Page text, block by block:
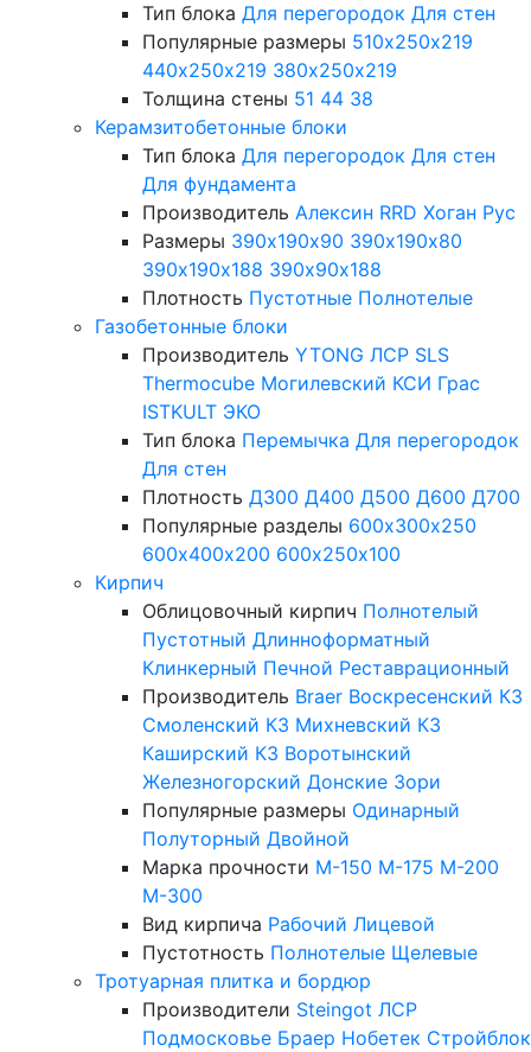
Тип блока Для перегородок Для стен
Популярные размеры 510х250х219
440х250х219 380х250х219
Толщина стены 51 44 38
Керамзитобетонные блоки
Тип блока Для перегородок Для стен
Для фундамента
Производитель Алексин RRD Хоган Рус
Размеры 390х190х90 390х190х80
390х190х188 390х90х188
Плотность Пустотные Полнотелые
Газобетонные блоки
Производитель YTONG ЛСР SLS
Thermocube Могилевский КСИ Грас
ISTKULT ЭКО
Тип блока Перемычка Для перегородок
Для стен
Плотность Д300 Д400 Д500 Д600 Д700
Популярные разделы 600х300х250
600х400х200 600х250х100
Кирпич
Облицовочный кирпич Полнотелый
Пустотный Длинноформатный
Клинкерный Печной Реставрационный
Производитель Braer Воскресенский КЗ
Смоленский КЗ Михневский КЗ
Каширский КЗ Воротынский
Железногорский Донские Зори
Популярные размеры Одинарный
Полуторный Двойной
Марка прочности М-150 М-175 М-200
М-300
Вид кирпича Рабочий Лицевой
Пустотность Полнотелые Щелевые
Тротуарная плитка и бордюр
Производители Steingot ЛСР
Подмосковье Браер Нобетек Стройблок